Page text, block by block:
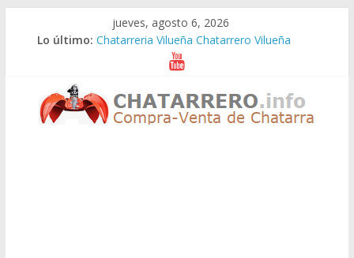
jueves, agosto 6, 2026
Lo último: Chatarreria Vilueña Chatarrero Vilueña
Chatarreria Zuera Chatarrero Zuera
Chatarreria Zaragoza Chatarrero Zaragoza
Chatarreria Zaida Chatarrero Zaida
Chatarreria Vistabella Chatarrero Vistabella